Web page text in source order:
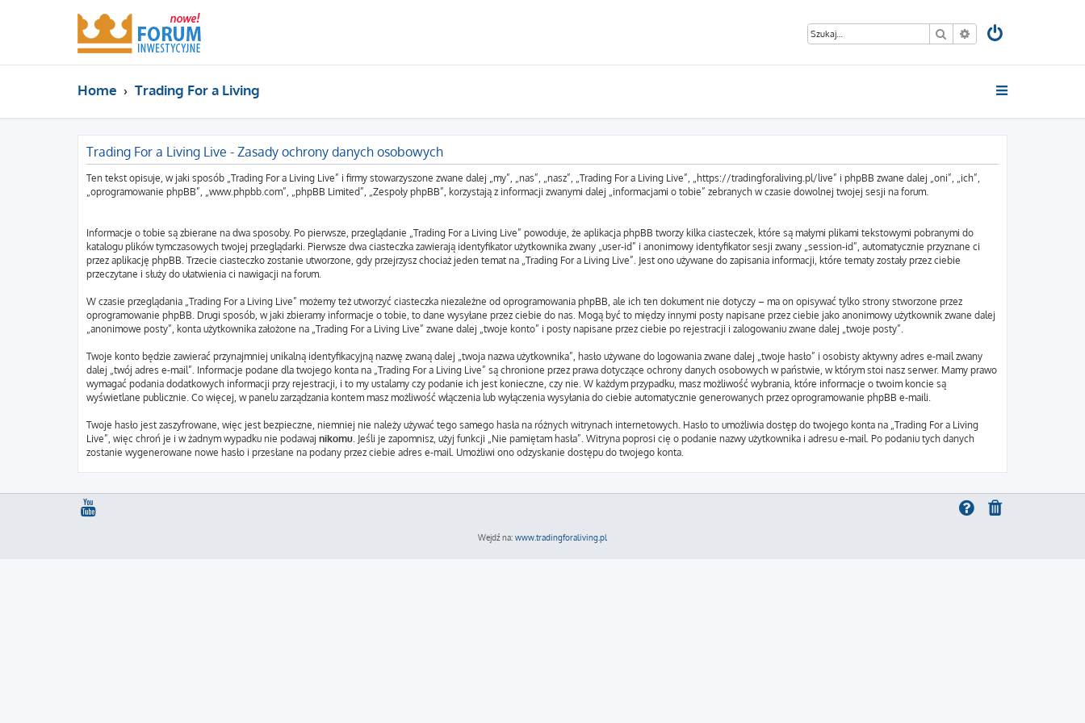
Szukaj Wyszukiwanie
Home Trading For a Living
Trading For a Living Live - Zasady ochrony danych osobowych
Ten tekst opisuje, w jaki sposób „Trading For a Living Live” i firmy stowarzyszone zwane dalej „my”, „nas”, „nasz”, „Trading For a Living Live”, „https://tradingforaliving.pl/live” i phpBB zwane dalej „oni”, „ich”,
„oprogramowanie phpBB”, „www.phpbb.com”, „phpBB Limited”, „Zespoły phpBB”, korzystają z informacji zwanymi dalej „informacjami o tobie” zebranych w czasie dowolnej twojej sesji na forum.
Informacje o tobie są zbierane na dwa sposoby. Po pierwsze, przeglądanie „Trading For a Living Live” powoduje, że aplikacja phpBB tworzy kilka ciasteczek, które są małymi plikami tekstowymi pobranymi do
katalogu plików tymczasowych twojej przeglądarki. Pierwsze dwa ciasteczka zawierają identyfikator użytkownika zwany „user-id” i anonimowy identyfikator sesji zwany „session-id”, automatycznie przyznane ci
przez aplikację phpBB. Trzecie ciasteczko zostanie utworzone, gdy przejrzysz chociaż jeden temat na „Trading For a Living Live”. Jest ono używane do zapisania informacji, które tematy zostały przez ciebie
przeczytane i służy do ułatwienia ci nawigacji na forum.
W czasie przeglądania „Trading For a Living Live” możemy też utworzyć ciasteczka niezależne od oprogramowania phpBB, ale ich ten dokument nie dotyczy – ma on opisywać tylko strony stworzone przez
oprogramowanie phpBB. Drugi sposób, w jaki zbieramy informacje o tobie, to dane wysyłane przez ciebie do nas. Mogą być to między innymi posty napisane przez ciebie jako anonimowy użytkownik zwane dalej
„anonimowe posty”, konta użytkownika założone na „Trading For a Living Live” zwane dalej „twoje konto” i posty napisane przez ciebie po rejestracji i zalogowaniu zwane dalej „twoje posty”.
Twoje konto będzie zawierać przynajmniej unikalną identyfikacyjną nazwę zwaną dalej „twoja nazwa użytkownika”, hasło używane do logowania zwane dalej „twoje hasło” i osobisty aktywny adres e-mail zwany
dalej „twój adres e-mail”. Informacje podane dla twojego konta na „Trading For a Living Live” są chronione przez prawa dotyczące ochrony danych osobowych w państwie, w którym stoi nasz serwer. Mamy prawo
wymagać podania dodatkowych informacji przy rejestracji, i to my ustalamy czy podanie ich jest konieczne, czy nie. W każdym przypadku, masz możliwość wybrania, które informacje o twoim koncie są
wyświetlane publicznie. Co więcej, w panelu zarządzania kontem masz możliwość włączenia lub wyłączenia wysyłania do ciebie automatycznie generowanych przez oprogramowanie phpBB e-maili.
Twoje hasło jest zaszyfrowane, więc jest bezpieczne, niemniej nie należy używać tego samego hasła na różnych witrynach internetowych. Hasło to umożliwia dostęp do twojego konta na „Trading For a Living
Live”, więc chroń je i w żadnym wypadku nie podawaj nikomu. Jeśli je zapomnisz, użyj funkcji „Nie pamiętam hasła”. Witryna poprosi cię o podanie nazwy użytkownika i adresu e-mail. Po podaniu tych danych
zostanie wygenerowane nowe hasło i przesłane na podany przez ciebie adres e-mail. Umożliwi ono odzyskanie dostępu do twojego konta.
Wejdź na: www.tradingforaliving.pl